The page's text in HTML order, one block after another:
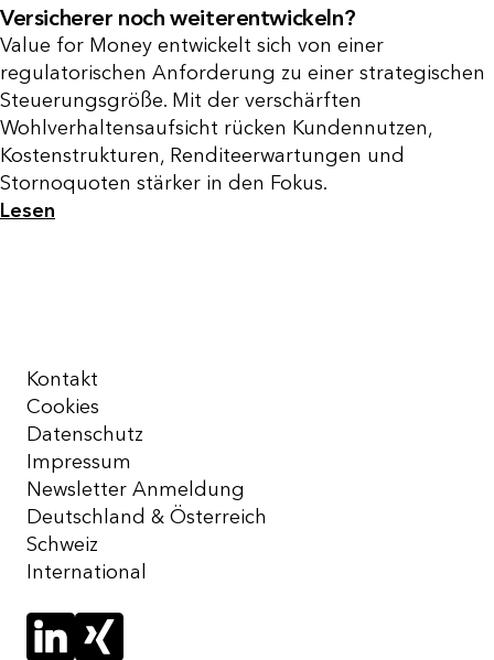
Versicherer noch weiterentwickeln?
Value for Money entwickelt sich von einer
regulatorischen Anforderung zu einer strategischen
Steuerungsgröße. Mit der verschärften
Wohlverhaltensaufsicht rücken Kundennutzen,
Kostenstrukturen, Renditeerwartungen und
Stornoquoten stärker in den Fokus.
Lesen
Kontakt
Cookies
Datenschutz
Impressum
Newsletter Anmeldung
Deutschland & Österreich
Schweiz
International